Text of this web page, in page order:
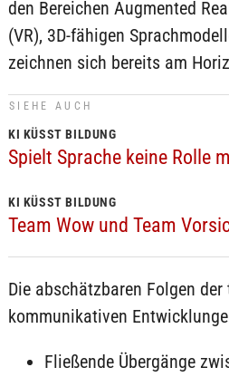
den Bereichen Augmented
(VR), 3D-fähigen
zeichnen sich bereits am
SIEHE AUCH
KI KÜSST BILDUNG
Spielt Sprache keine Rolle
KI KÜSST BILDUNG
Team Wow und Team
Die abschätzbaren Folgen
kommunikativen
Fließende Übergänge